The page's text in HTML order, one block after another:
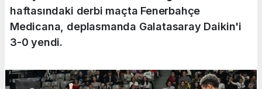
haftasındaki derbi maçta Fenerbahçe
Medicana, deplasmanda Galatasaray Daikin'i
3-0 yendi.